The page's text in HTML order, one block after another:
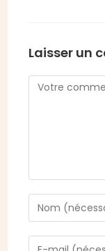
Laisser un
Comment
Enter
your
name
Enter